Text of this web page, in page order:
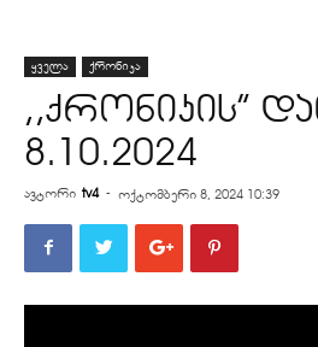
ყველა ქრონიკა
,,ქრონიკის”
8.10.2024
ავტორი tv4 - ოქტომბერი 8, 2024 10:39